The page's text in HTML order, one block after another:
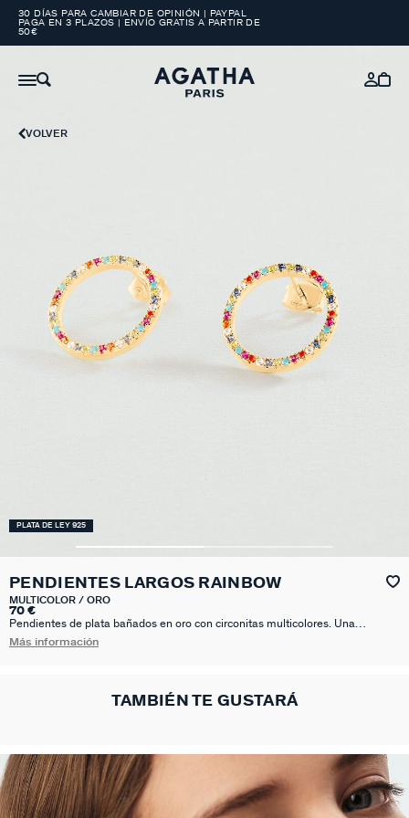
30 DÍAS PARA CAMBIAR DE OPINIÓN | PAYPAL
PAGA EN 3 PLAZOS | ENVÍO GRATIS A PARTIR DE
50€
VOLVER
PLATA DE LEY 925
PENDIENTES LARGOS RAINBOW
MULTICOLOR / ORO
70 €
Pendientes de plata bañados en oro con circonitas multicolores. Una
propuesta ideal para dar color a tus looks. Favorecedores a más no poder,
Más información
TAMBIÉN TE GUSTARÁ